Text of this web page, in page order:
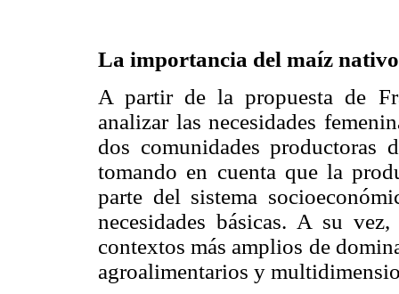
La importancia del maíz nativo
A partir de la propuesta de
analizar las necesidades
dos comunidades
tomando en cuenta que la
parte del sistema
necesidades básicas. A su
contextos más amplios de
agroalimentarios y